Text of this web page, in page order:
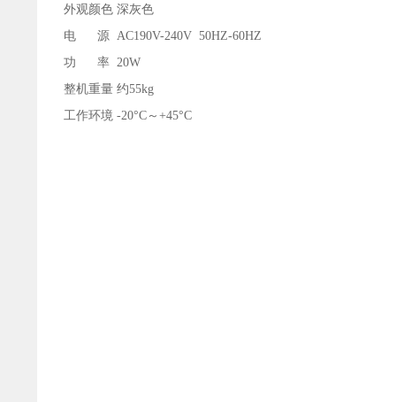
外观颜色 深灰色
电 源 AC190V-240V 50HZ-60HZ
功 率 20W
整机重量 约55kg
工作环境 -20°C～+45°C